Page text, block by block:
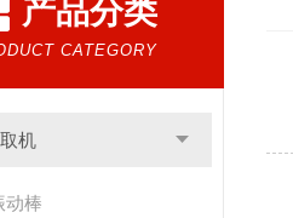
产品分类
CATEGORY
机
动棒